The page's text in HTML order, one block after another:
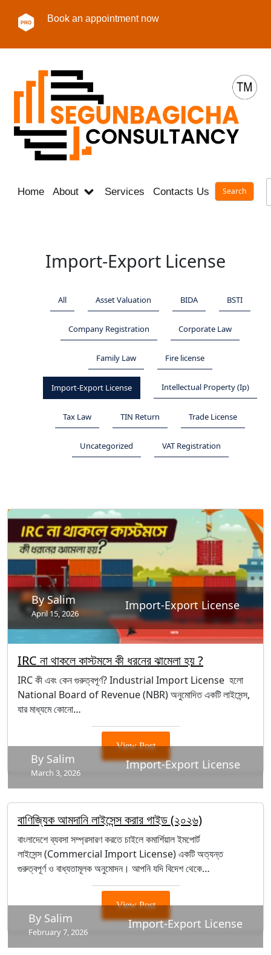
Book an appointment now
Home About Services Contacts Us Career
Import-Export License
All Asset Valuation BIDA BSTI
Company Registration Corporate Law
Family Law Fire license
Import-Export License Intellectual Property (Ip)
Tax Law TIN Return Trade License
Uncategorized VAT Registration
IRC না থাকলে কাস্টমসে কী ধরনের ঝামেলা হয় ?
By Salim
April 15, 2026
Import-Export License
IRC কী এবং কেন গুরুত্বপূর্ণ? Industrial Import License হলো
National Board of Revenue (NBR) অনুমোদিত একটি লাইসেন্স,
যার মাধ্যমে কোনো…
View Post
বাণিজ্যিক আমদানি লাইসেন্স করার গাইড (২০২৬)
By Salim
March 3, 2026
Import-Export License
বাংলাদেশে ব্যবসা সম্প্রসারণ করতে চাইলে কমার্শিয়াল ইমপোর্ট
লাইসেন্স (Commercial Import License) একটি অত্যন্ত
গুরুত্বপূর্ণ ও বাধ্যতামূলক অনুমোদন। আপনি যদি বিদেশ থেকে…
View Post
By Salim
February 7, 2026
Import-Export License